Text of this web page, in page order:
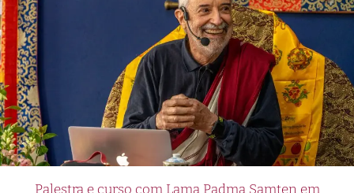
Palestra e curso com Lama Padma Samten em